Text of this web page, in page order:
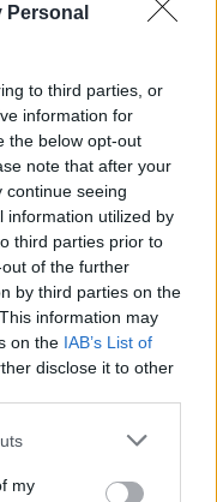
Personal
to third parties, or
information for
the below opt-out
note that after your
continue seeing
information utilized by
third parties prior to
of the further
by third parties on the
information may
on the IAB’s List of
disclose it to other
one or more Google
You may click to
my
Halmai
és dr. Tóth
államtitkárai:
Krisztina, dr.